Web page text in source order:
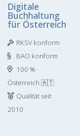
Digitale
Buchhaltung
für Österreich
RKSV konform
BAO konform
100 %
Österreich 🇦🇹
Qualität seit
2010